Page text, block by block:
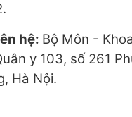
hệ: Bộ Môn -
y 103, số 261
Hà Nội.